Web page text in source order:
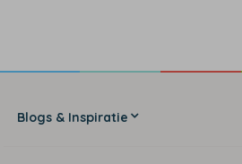
Blogs & Inspiratie